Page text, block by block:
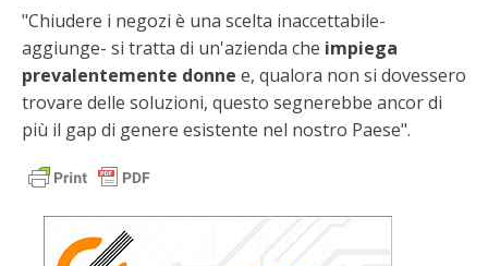
"Chiudere i negozi è una scelta inaccettabile-
aggiunge- si tratta di un'azienda che impiega
prevalentemente donne e, qualora non si dovessero
trovare delle soluzioni, questo segnerebbe ancor di
più il gap di genere esistente nel nostro Paese".